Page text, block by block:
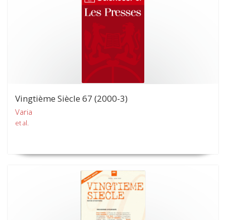
Vingtième Siècle 67 (2000-3)
Varia
et al.